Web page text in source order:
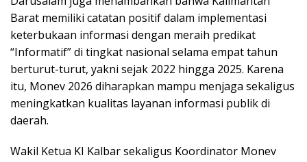
Barat memiliki catatan positif dalam implementasi
keterbukaan informasi dengan meraih predikat
“Informatif” di tingkat nasional selama empat tahun
berturut-turut, yakni sejak 2022 hingga 2025. Karena
itu, Monev 2026 diharapkan mampu menjaga sekaligus
meningkatkan kualitas layanan informasi publik di
daerah.
Wakil Ketua KI Kalbar sekaligus Koordinator Monev